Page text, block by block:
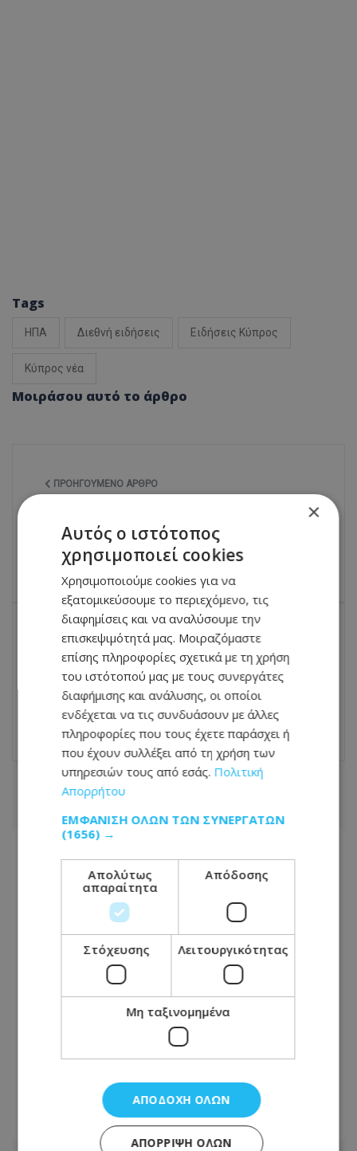
Tags
ΗΠΑ Διεθνή ειδήσεις Ειδήσεις Κύπρος
Κύπρος νέα
Μοιράσου αυτό το άρθρο
ΠΡΟΗΓΟΎΜΕΝΟ ΆΡΘΡΟ
σχιζοφρένεια - Το παράδοξο που εξηγεί
η επιστήμη
11.05.2026 - 07:54
ΕΠΌΜΕΝΟ ΆΡΘΡΟ
Δύσκολες ώρες για τον Χρήστο Χολίδη -
Έφυγε από τη ζωή αγαπημένο του
πρόσωπο
11.05.2026 - 08:12
ΣΧΕΤΙΚΑ ΑΡΘΡΑ
Η Ευρώπη θα βυθιστεί στο σκοτάδι
ουράνιο θέαμα
09.08.2026 - 07:46
×
Αυτός ο ιστότοπος
χρησιμοποιεί cookies
Χρησιμοποιούμε cookies για να
εξατομικεύσουμε το περιεχόμενο, τις
διαφημίσεις και να αναλύσουμε την
επισκεψιμότητά μας. Μοιραζόμαστε
επίσης πληροφορίες σχετικά με τη χρήση
του ιστότοπού μας με τους συνεργάτες
διαφήμισης και ανάλυσης, οι οποίοι
ενδέχεται να τις συνδυάσουν με άλλες
πληροφορίες που τους έχετε παράσχει ή
που έχουν συλλέξει από τη χρήση των
υπηρεσιών τους από εσάς. Πολιτική
Απορρήτου
ΕΜΦΆΝΙΣΗ ΌΛΩΝ ΤΩΝ ΣΥΝΕΡΓΑΤΏΝ
(1656) →
Απολύτως
απαραίτητα
Απόδοσης
Στόχευσης Λειτουργικότητας
Μη ταξινομημένα
ΑΠΟΔΟΧΉ ΌΛΩΝ
ΑΠΌΡΡΙΨΗ ΌΛΩΝ